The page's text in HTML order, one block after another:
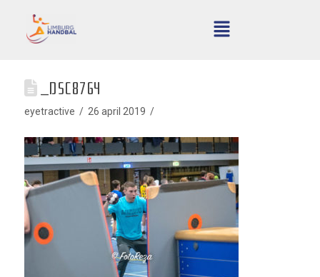
_DSC8764
eyetractive 26 april 2019